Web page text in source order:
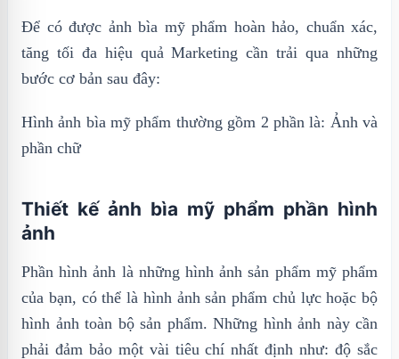
Để có được ảnh bìa mỹ phẩm hoàn hảo, chuẩn xác,
tăng tối đa hiệu quả Marketing cần trải qua những
bước cơ bản sau đây:
Hình ảnh bìa mỹ phẩm thường gồm 2 phần là: Ảnh và
phần chữ
Thiết kế ảnh bìa mỹ phẩm phần hình
ảnh
Phần hình ảnh là những hình ảnh sản phẩm mỹ phẩm
của bạn, có thể là hình ảnh sản phẩm chủ lực hoặc bộ
hình ảnh toàn bộ sản phẩm. Những hình ảnh này cần
phải đảm bảo một vài tiêu chí nhất định như: độ sắc